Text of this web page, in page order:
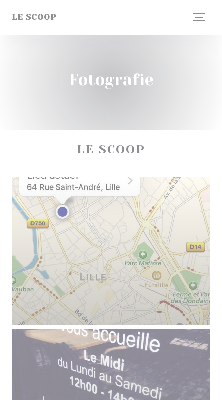
LE SCOOP
Fotografie
LE SCOOP